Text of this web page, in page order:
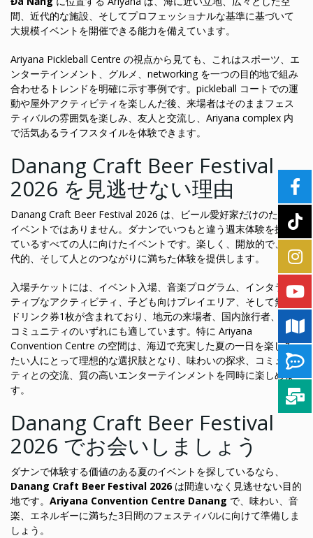
間、近代的な施設、そしてプロフェッショナルな基準に基づいて
大規模イベントを開催できる能力を備えています。
Ariyana Pickleball Centre の視点から見ても、これはスポーツ、エ
ンターテインメント、グルメ、networking を一つの目的地で組み
合わせるトレンドを明確に示す事例です。pickleball コートでの運
動や屋外アクティビティを楽しんだ後、来場者はそのままフェス
ティバルの雰囲気を楽しみ、友人と交流し、Ariyana complex 内
で活気あるライフスタイルを体験できます。
Danang Craft Beer Festival
2026 を見逃せない理由
Danang Craft Beer Festival 2026 は、ビール愛好家だけのための
イベントではありません。ダナンでいつもと違う週末体験を探し
ているすべての人に向けたイベントです。楽しく、開放的で、現
代的、そして人とのつながりに満ちた体験を提供します。
入場チケットには、イベント入場、音楽プログラム、インタラク
ティブなアクティビティ、子ども向けプレイエリア、そして無料
ドリンク券1枚が含まれており、地元の来場者、国内旅行者、国際
コミュニティのいずれにも適しています。特に Ariyana
Convention Centre の空間は、海辺で充実した夏の一日を楽しみ
たい人にとって理想的な選択肢となり、味わいの探求、コミュニ
ティとの交流、質の高いエンターテインメントを同時に楽しめま
す。
Danang Craft Beer Festival
2026 でお会いしましょう
ダナンで体験する価値のある夏のイベントを探しているなら、
Danang Craft Beer Festival 2026は間違いなく見逃せない目的
地です。 Ariyana Convention Centre Danang で、味わい、音
楽、エネルギーに満ちた3日間のフェスティバルに向けて準備しま
しょう。